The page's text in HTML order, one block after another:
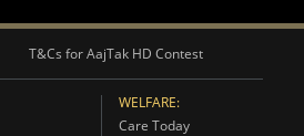
T&Cs for AajTak HD Contest
WELFARE:
Care Today